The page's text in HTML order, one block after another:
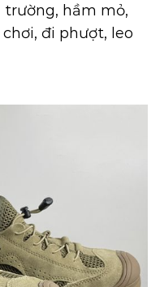
hầm mỏ,
đi phượt, leo